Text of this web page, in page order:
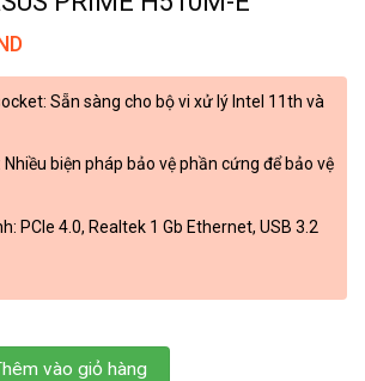
Sẵn sàng cho bộ vi xử lý Intel 11th và
biện pháp bảo vệ phần cứng để bảo vệ
PCIe 4.0, Realtek 1 Gb Ethernet, USB 3.2
H510M-E số lượng
vào giỏ hàng